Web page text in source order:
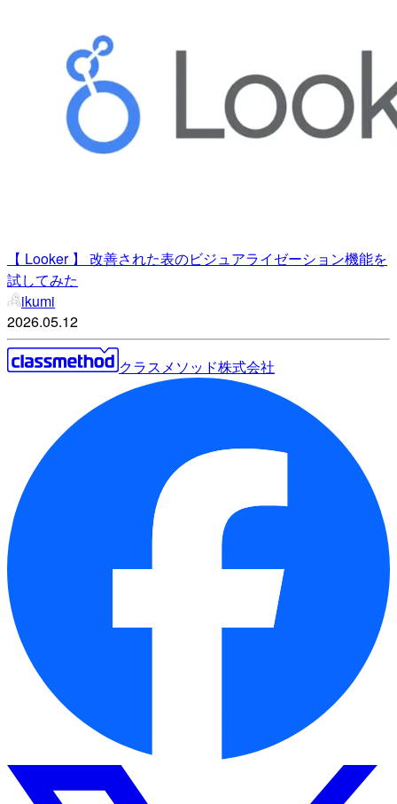
【 Looker 】 改善された表のビジュアライゼーション機能を
試してみた
ikumi
2026.05.12
クラスメソッド株式会社